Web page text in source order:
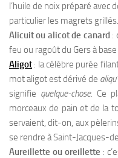
l’huile de noix préparé avec
particulier les magrets grillés.
Alicuit ou alicot de canard :
feu ou ragoût du Gers à
Aligot : la célèbre purée
mot aligot est dérivé de
signifie quelque-chose. Ce
morceaux de pain et de la
servaient, dit-on, aux
se rendre à Saint-Jacques-
Aureillette ou oreillette :